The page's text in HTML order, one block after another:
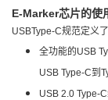
E-Marker芯片的使
USBType-C规范定义
全功能的USB
USB Type-C到
USB 2.0 Type-